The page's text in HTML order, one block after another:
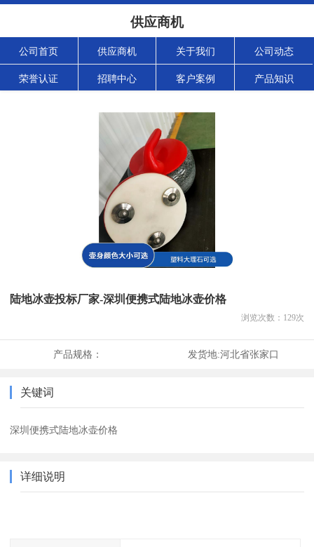
供应商机
公司首页 供应商机 关于我们 公司动态
荣誉认证 招聘中心 客户案例 产品知识
陆地冰壶投标厂家-深圳便携式陆地冰壶价格
浏览次数： 129次
产品规格： 发货地:河北省张家口
关键词
深圳便携式陆地冰壶价格
详细说明